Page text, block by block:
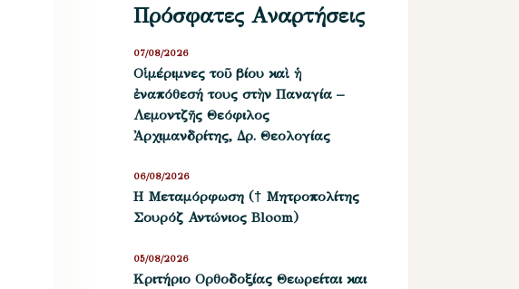
Πρόσφατες Αναρτήσεις
Οἱ μέριμνες τοῦ βίου καὶ ἡ
ἐναπόθεσή τους στὴν Παναγία –
Λεμοντζῆς Θεόφιλος
Ἀρχιμανδρίτης, Δρ. Θεολογίας
07/08/2026
Η Μεταμόρφωση († Μητροπολίτης
Σουρόζ Αντώνιος Bloom)
06/08/2026
Kριτήριο Oρθοδοξίας Θεωρείται και
05/08/2026